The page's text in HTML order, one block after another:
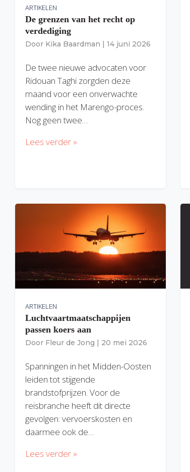
ARTIKELEN
De grenzen van het recht op
verdediging
Door Kika Baardman | 14 juni 2026
De twee nieuwe advocaten voor
Ridouan Taghi zorgden deze
maand voor een onverwachte
wending in het Marengo-proces.
Nog geen twee…
Lees verder »
ARTIKELEN
Luchtvaartmaatschappijen
passen koers aan
Door Fleur de Jong | 20 mei 2026
Spanningen in het Midden-Oosten
leiden tot stijgende
brandstofprijzen. Voor de
reisbranche heeft dit directe
gevolgen: vervoerskosten en
daarmee ook de…
Lees verder »